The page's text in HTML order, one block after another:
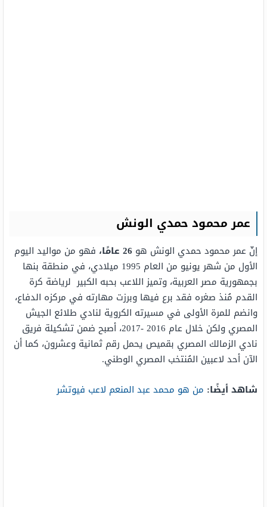
عمر محمود حمدي الونش
إنّ عمر محمود حمدي الونش هو 26 عامًا،
فهو من مواليد اليوم
الأول من شهر يونيو من العام 1995 ميلادي، في منطقة بنها
بجمهورية مصر العربية، وتميز اللاعب بحبه الكبير لرياضة كرة
القدم مُنذ صغره فقد برع فيها وبرزت مهارته في مركزه الدفاع،
وانضم للمرة الأولى في مسيرته الكروية لنادي طلائع الجيش
المصري ولكن خلال عام 2016 -2017، أصبح ضمن تشكيلة فريق
نادي الزمالك المصري بقميص يحمل رقم ثمانية وعشرون، كما أن
الآن أحد لاعبين المُنتخب المصري الوطني.
شاهد أيضًا: من هو محمد عبد المنعم لاعب فيوتشر